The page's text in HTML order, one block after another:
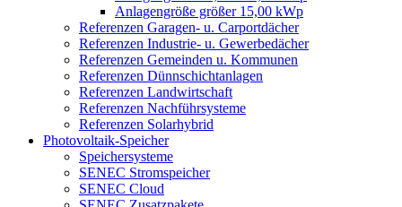
Anlagengröße größer 15,00 kWp
Referenzen Garagen- u. Carportdächer
Referenzen Industrie- u. Gewerbedächer
Referenzen Gemeinden u. Kommunen
Referenzen Dünnschichtanlagen
Referenzen Landwirtschaft
Referenzen Nachführsysteme
Referenzen Solarhybrid
Photovoltaik-Speicher
Speichersysteme
SENEC Stromspeicher
SENEC Cloud